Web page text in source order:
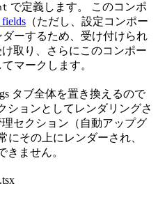
で定義します。 このコンポ
（ただし、設定コンポー
ーするため、受け付けられ
取り、さらにこのコンポー
マークします。
タブ全体を置き換えるので
ションとしてレンダリングさ
セクション（自動アップグ
にその上にレンダーされ、
きません。